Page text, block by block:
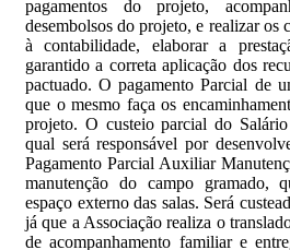
pagamentos do projeto,
desembolsos do projeto, e realizar os
à contabilidade, elaborar a
garantido a correta aplicação dos
pactuado. O pagamento Parcial de
que o mesmo faça os
projeto. O custeio parcial do
qual será responsável por
Pagamento Parcial Auxiliar
manutenção do campo gramado,
espaço externo das salas. Será
já que a Associação realiza o
de acompanhamento familiar e